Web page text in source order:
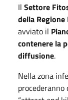
Il Settore
della
avviato il
contenere la
diffusione.
Nella zona